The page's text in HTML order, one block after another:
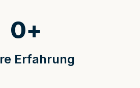
Erfahrung
0+